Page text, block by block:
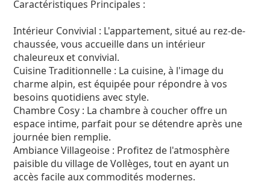
Caractéristiques Principales :
Intérieur Convivial : L'appartement, situé au rez-de-
chaussée, vous accueille dans un intérieur
chaleureux et convivial.
Cuisine Traditionnelle : La cuisine, à l'image du
charme alpin, est équipée pour répondre à vos
besoins quotidiens avec style.
Chambre Cosy : La chambre à coucher offre un
espace intime, parfait pour se détendre après une
journée bien remplie.
Ambiance Villageoise : Profitez de l'atmosphère
paisible du village de Vollèges, tout en ayant un
accès facile aux commodités modernes.